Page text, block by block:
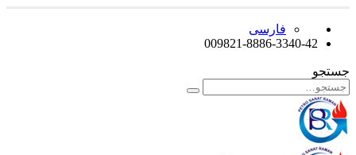
فارسی
009821-8886-3340-42
جستجو